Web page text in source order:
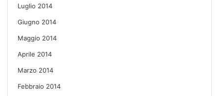
Luglio 2014
Giugno 2014
Maggio 2014
Aprile 2014
Marzo 2014
Febbraio 2014